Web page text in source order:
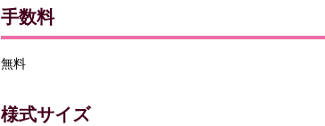
手数料
無料
様式サイズ